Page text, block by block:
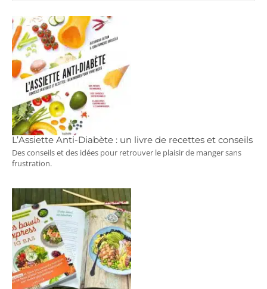
L’Assiette Anti-Diabète : un livre de recettes et conseils
Des conseils et des idées pour retrouver le plaisir de manger sans
frustration.